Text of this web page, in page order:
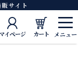
サイト
マイページ カート